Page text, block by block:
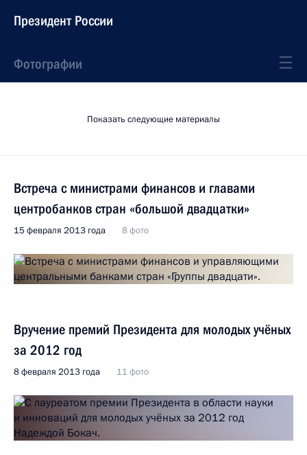
Президент России
Фотографии
Показать следующие материалы
Встреча с министрами финансов и главами
центробанков стран «большой двадцатки»
15 февраля 2013 года 8 фото
Вручение премий Президента для молодых учёных
за 2012 год
8 февраля 2013 года 11 фото